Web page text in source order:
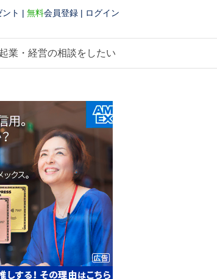
ト | 無料会員登録 | ログイン
起業・経営の相談をしたい